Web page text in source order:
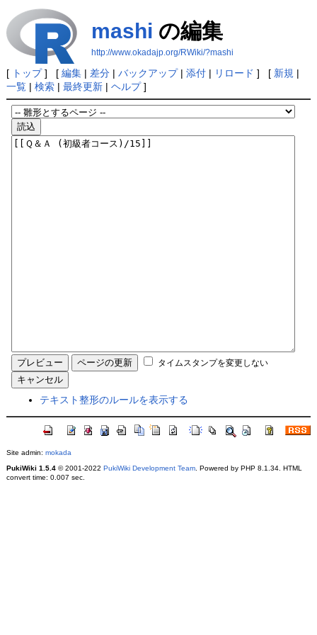
mashi の編集
http://www.okadajp.org/RWiki/?mashi
[ トップ] [ 編集| 差分| バックアップ| 添付| リロード ] [ 新規 |
一覧| 検索| 最終更新| ヘルプ]
タイムスタンプを変更しない
テキスト整形のルールを表示する
Site admin: mokada
PukiWiki 1.5.4© 2001-2022 PukiWiki Development Team. Powered by PHP 8.1.34. HTML
convert time: 0.007 sec.